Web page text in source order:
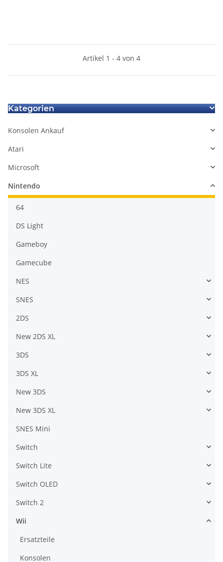
Artikel 1 - 4 von 4
Kategorien
Konsolen Ankauf
Atari
Microsoft
Nintendo
64
DS Light
Gameboy
Gamecube
NES
SNES
2DS
New 2DS XL
3DS
3DS XL
New 3DS
New 3DS XL
SNES Mini
Switch
Switch Lite
Switch OLED
Switch 2
Wii
Ersatzteile
Konsolen